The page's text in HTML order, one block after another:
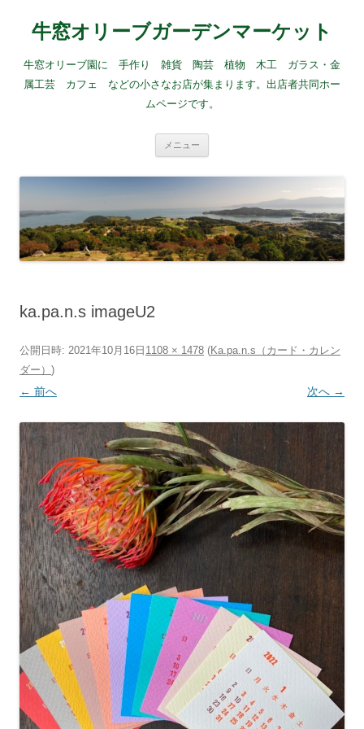
牛窓オリーブガーデンマーケット
牛窓オリーブ園に 手作り 雑貨 陶芸 植物 木工 ガラス・金
属工芸 カフェ などの小さなお店が集まります。出店者共同ホー
ムページです。
メニュー
ス
キ
ッ
プ
ka.pa.n.s imageU2
公開日時: 2021年10月16日 1108 × 1478 (Ka.pa.n.s（カード・カレン
ダー） )
← 前へ 次へ →